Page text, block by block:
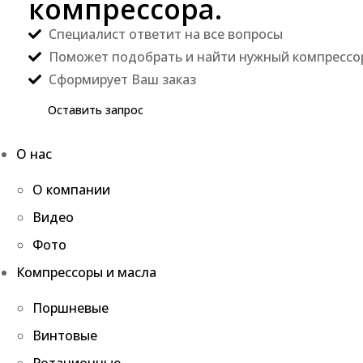
компрессора.
Специалист ответит на все вопросы
Поможет подобрать и найти нужный
Сформирует Ваш заказ
Оставить запрос
О нас
О компании
Видео
Фото
Компрессоры и масла
Поршневые
Винтовые